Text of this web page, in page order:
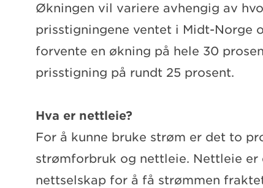
Økningen vil variere avhengig av
prisstigningene ventet i Midt-Norge
forvente en økning på hele 30
prisstigning på rundt 25 prosent.
Hva er nettleie?
For å kunne bruke strøm er det to
strømforbruk og nettleie. Nettleie
nettselskap for å få strømmen